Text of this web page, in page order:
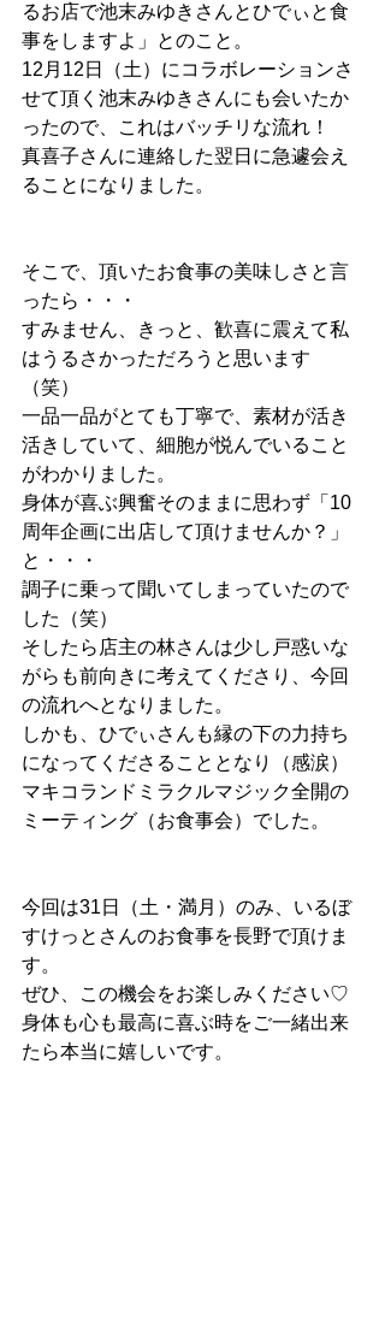
るお店で池末みゆきさんとひでぃと食
事をしますよ」とのこと。
12月12日（土）にコラボレーションさ
せて頂く池末みゆきさんにも会いたか
ったので、これはバッチリな流れ！
真喜子さんに連絡した翌日に急遽会え
ることになりました。
そこで、頂いたお食事の美味しさと言
ったら・・・
すみません、きっと、歓喜に震えて私
はうるさかっただろうと思います
（笑）
一品一品がとても丁寧で、素材が活き
活きしていて、細胞が悦んでいること
がわかりました。
身体が喜ぶ興奮そのままに思わず「10
周年企画に出店して頂けませんか？」
と・・・
調子に乗って聞いてしまっていたので
した（笑）
そしたら店主の林さんは少し戸惑いな
がらも前向きに考えてくださり、今回
の流れへとなりました。
しかも、ひでぃさんも縁の下の力持ち
になってくださることとなり（感涙）
マキコランドミラクルマジック全開の
ミーティング（お食事会）でした。
今回は31日（土・満月）のみ、いるぼ
すけっとさんのお食事を長野で頂けま
す。
ぜひ、この機会をお楽しみください♡
身体も心も最高に喜ぶ時をご一緒出来
たら本当に嬉しいです。